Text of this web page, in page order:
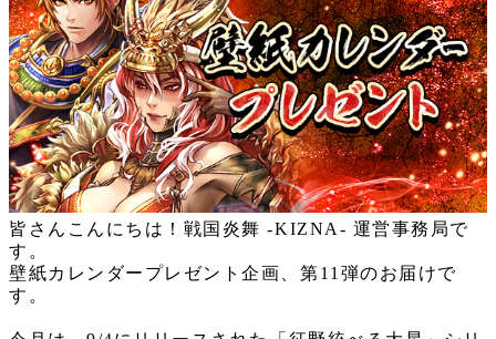
皆さんこんにちは！戦国炎舞 -KIZNA- 運営事務局で
す。
壁紙カレンダープレゼント企画、第11 弾のお届けで
す。